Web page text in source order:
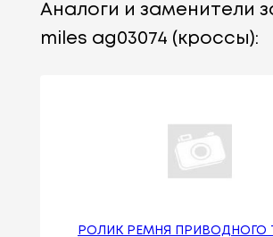
Аналоги и заменители
miles ag03074 (кроссы):
РОЛИК РЕМНЯ ПРИВОДНОГО